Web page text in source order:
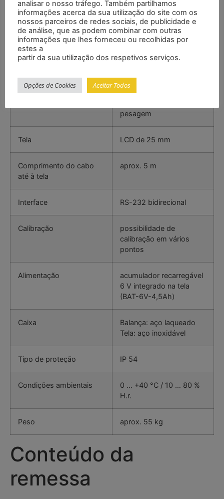
Resolução 1 kg
Incerteza ±4 kg
pesagem
Tela LCD de 25 mm
Comprimento do cabo
até à tela
aprox. 5 m
Interface RS-232 bidirecional
Calibração
possibilidade de
calibração em vários
pontos
Alimentação
acumulador recarregável
6 V integrado na tela
(BAT-6V-4,5Ah)
Caixa
Balança: aço laqueado
Tela: aço inoxidável
Tipo de proteção IP 54
Condições ambientais
0 … +40 °C / 10 … 80 %
H.r.
Peso aprox. 55 kg
Conteúdo da
remessa
analisar o nosso tráfego. Também partilhamos
informações acerca da sua utilização do site com os
nossos parceiros de redes sociais, de publicidade e
de análise, que as podem combinar com outras
informações que lhes forneceu ou recolhidas por
estes a
partir da sua utilização dos respetivos serviços.
Opções de Cookies Aceitar Todos